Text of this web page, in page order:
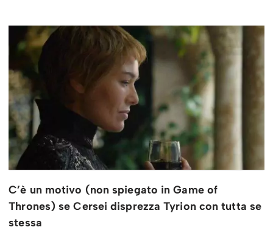
C’è un motivo (non spiegato in Game of
Thrones) se Cersei disprezza Tyrion con tutta se
stessa